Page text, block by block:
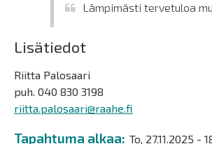
Lämpimästi tervetuloa
Lisätiedot
Riitta Palosaari
puh. 040 830 3198
riitta.palosaari@raahe.fi
Tapahtuma alkaa To, 27.11.2025 -